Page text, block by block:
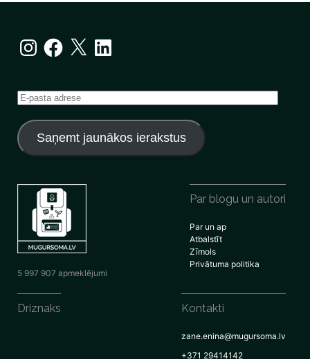
InstagramFacebook
X LinkedIn
E-
adrese
Saņemt jaunākos ierakstus
5 997 907 apmeklējumi
Par blogu un autori
Par un ap
Atbalstīt
Zīmols
Privātuma politika
Driznaks Kontakti
zane.enina@mugursoma.lv
+371 29414142